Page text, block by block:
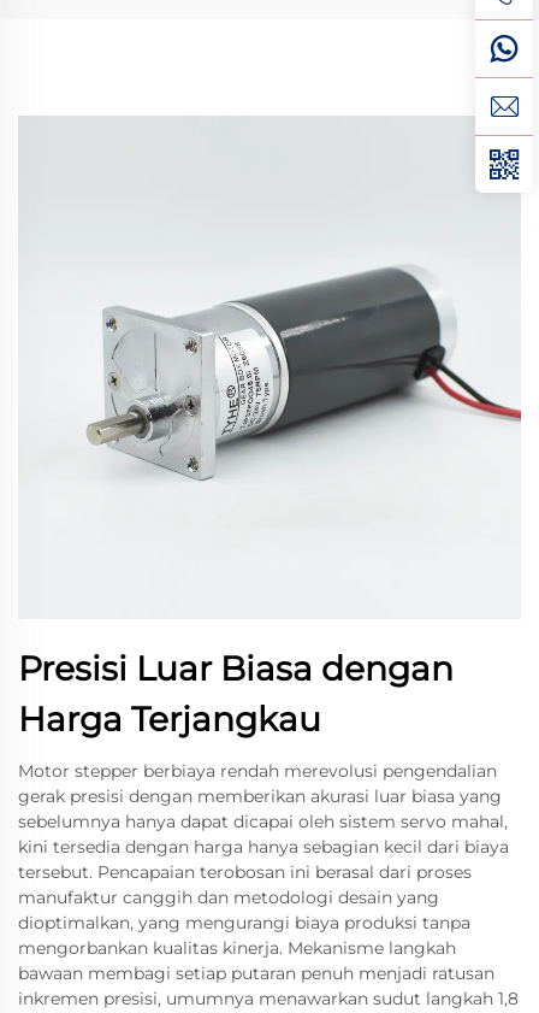
Presisi Luar Biasa dengan
Harga Terjangkau
Motor stepper berbiaya rendah merevolusi pengendalian
gerak presisi dengan memberikan akurasi luar biasa yang
sebelumnya hanya dapat dicapai oleh sistem servo mahal,
kini tersedia dengan harga hanya sebagian kecil dari biaya
tersebut. Pencapaian terobosan ini berasal dari proses
manufaktur canggih dan metodologi desain yang
dioptimalkan, yang mengurangi biaya produksi tanpa
mengorbankan kualitas kinerja. Mekanisme langkah
bawaan membagi setiap putaran penuh menjadi ratusan
inkremen presisi, umumnya menawarkan sudut langkah 1,8